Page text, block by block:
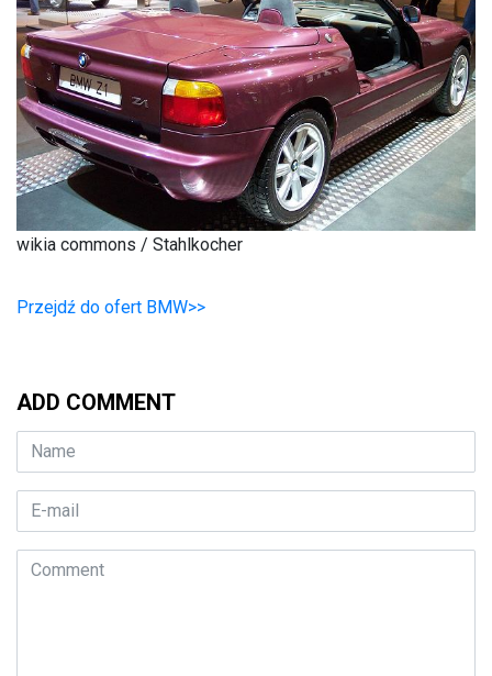
wikia commons / Stahlkocher
Przejdź do ofert BMW>>
ADD COMMENT